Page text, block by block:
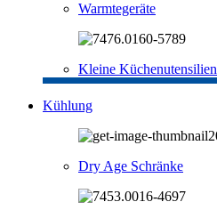
Warmtegeräte
Kleine Küchenutensilien
Kühlung
Dry Age Schränke